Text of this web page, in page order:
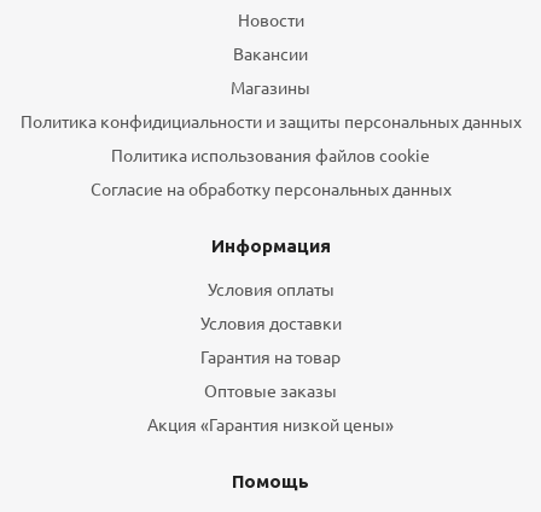
Новости
Вакансии
Магазины
Политика конфидициальности и защиты персональных данных
Политика использования файлов cookie
Согласие на обработку персональных данных
Информация
Условия оплаты
Условия доставки
Гарантия на товар
Оптовые заказы
Акция «Гарантия низкой цены»
Помощь